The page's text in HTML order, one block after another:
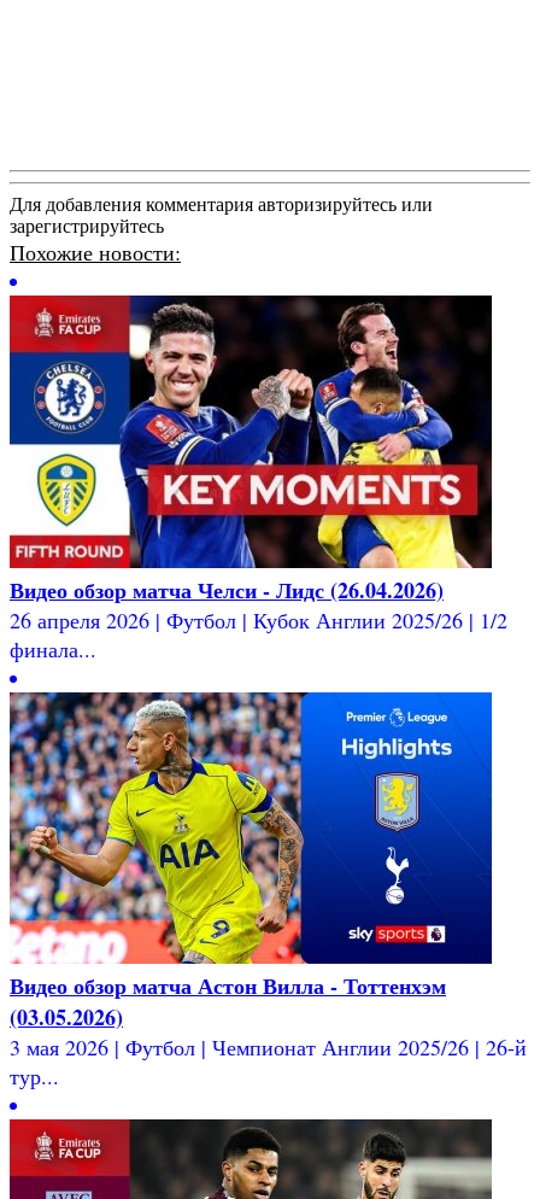
Для добавления комментария авторизируйтесь или
зарегистрируйтесь
Похожие новости:
Видео обзор матча Челси - Лидс (26.04.2026)
26 апреля 2026 | Футбол | Кубок Англии 2025/26 | 1/2
финала...
Видео обзор матча Астон Вилла - Тоттенхэм
(03.05.2026)
3 мая 2026 | Футбол | Чемпионат Англии 2025/26 | 26-й
тур...